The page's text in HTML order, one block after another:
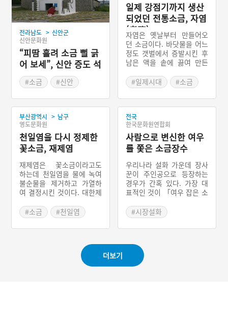
전라남도 > 신안군
신안문화원
“피땀 흘려 소금 뻘 긁
어 보세”, 신안 증도 석
조소금창고
#소금
#신안
일제 강점기까지 생산
되었던 전통소금, 자염
(煮鹽)
자염은 옛날부터 만들어오
던 소금이다. 바닷물을 어느
정도 갯벌에서 증발시킨 후
남은 액을 솥에 끓여 만든
에서 국가적인 사업으로 천
일염전을 대규모로 만들었
지만, 전통방식으로 만드는
자염이 곧 사라진 것은 아니
었다. 자염은 일제시대를 지
나 1950년까지 생산되었다.
그러나 경제성이 낮아 일제
시대부터 생산량이 줄어들
고 있었다. 일제시대부터 1
950년까지 자염을 생산했
던 대표적인 지역이 낙동강
하구의 김해군 명지·녹산 염
전이었다. 이 일대에 자염이
본인들이 들어와 일본식 전
통소금인 자염을 만들었기
때문이다.
#일제시대
#소금
부산광역시 > 남구
영도문화원
천일염을 다시 정제한
꽃소금, 재제염
재제염은 꽃소금이라고도
하는데 천일염을 물에 녹여
불순물을 제거하고 가열하
여 결정시킨 것이다. 대한제
이 수입되었기 때문에 재제
염공장은 한국내에서 천일
염이 생산되는 1908년 이전
되었는데 일본인이 운영하
는 것이었다. 이후에도 한국
내 재제염공장은 모두 일본
#소금
#천일염
전국
한국문화원연합회
사람으로 변신한 여우
를 쫓은 소금장수
우리나라 설화 가운데 장사
꾼이 주인공으로 등장하는
경우가 간혹 있다. 가장 대
표적인 것이 「여우 잡은 소
전국적으로 분포하는 민담
형태의 이야기다. 사람의 모
습으로 변신한 여우를 소금
는 내용이다. 설화 속에 등
장하는 소금장수를 비롯한
장사꾼들은 전국의 장터를
#시장설화
더보기